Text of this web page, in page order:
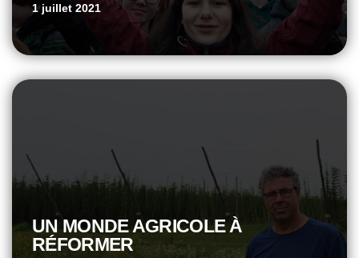
1 juillet 2021
UN MONDE AGRICOLE À
RÉFORMER